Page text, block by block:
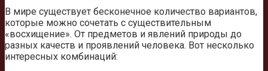
В мире существует бесконечное количество вариантов,
которые можно сочетать с существительным
«восхищение». От предметов и явлений природы до
разных качеств и проявлений человека. Вот несколько
интересных комбинаций: